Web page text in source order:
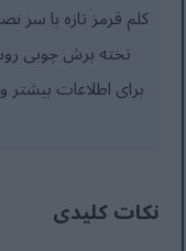
کلم قرمز تازه با
تخته برش چوبی
برای اطلاعات
نکات کلیدی